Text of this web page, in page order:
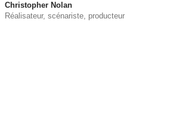
Christopher Nolan
Réalisateur, scénariste, producteur